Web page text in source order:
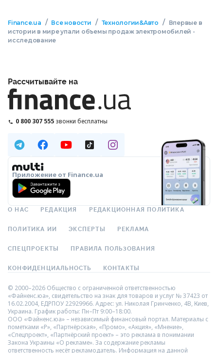
Finance.ua / Все новости / Технологии&Авто /
Впервые в
истории в мире упали объемы продаж электромобилей -
исследование
Рассчитывайте на
0 800 307 555 звонки бесплатны
Приложение от Finance.ua
О НАС РЕДАКЦИЯ РЕДАКЦИОННАЯ ПОЛИТИКА
ПОЛИТИКА ИИ ЭКСПЕРТЫ РЕКЛАМА
СПЕЦПРОЕКТЫ ПРАВИЛА ПОЛЬЗОВАНИЯ
КОНФИДЕНЦИАЛЬНОСТЬ КОНТАКТЫ
© 2000–2026 Общество с ограниченной ответственностью
«Файненс.юа», свидетельство на знак для товаров и услуг № 37423 от
16.02.2004, ЕДРПОУ 22929966. Адрес: ул. Николая Гринченко, 4В, Киев,
Украина. График работы: Пн–Пт 9:00–18:00.
ООО «Файненс.юа» – независимый финансовый портал. Материалы с
пометками «Р», «Партнёрская», «Промо», «Акция», «Мнение»,
«Спецпроект», «Партнёрский проект» – это реклама в понимании
Закона Украины «О рекламе». За содержание рекламы
ответственность несёт рекламодатель. Информация на данной